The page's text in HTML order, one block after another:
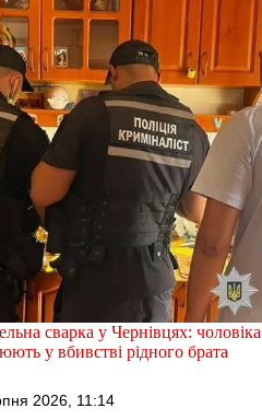
сварка у Чернівцях: чоловіка
у вбивстві рідного брата
2026, 11:14